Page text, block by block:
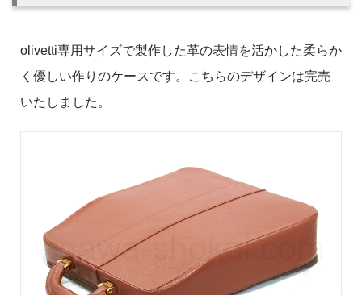
olivetti専用サイズで製作した革の表情を活かした柔らか
く優しい作りのケースです。こちらのデザインは完売
いたしました。